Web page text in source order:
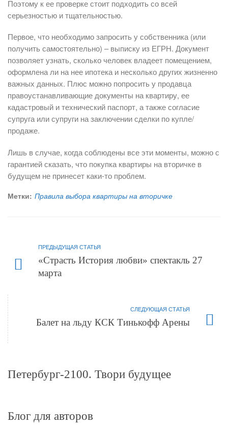
Поэтому к ее проверке стоит подходить со всей
серьезностью и тщательностью.
Первое, что необходимо запросить у собственника (или
получить самостоятельно) – выписку из ЕГРН. Документ
позволяет узнать, сколько человек владеет помещением,
оформлена ли на нее ипотека и несколько других жизненно
важных данных. Плюс можно попросить у продавца
правоустанавливающие документы на квартиру, ее
кадастровый и технический паспорт, а также согласие
супруга или супруги на заключении сделки по купле/
продаже.
Лишь в случае, когда соблюдены все эти моменты, можно с
гарантией сказать, что покупка квартиры на вторичке в
будущем не принесет каки-то проблем.
Метки: Правила выбора квартиры на вторичке
ПРЕДЫДУЩАЯ СТАТЬЯ
«Страсть История любви» спектакль 27
марта
СЛЕДУЮЩАЯ СТАТЬЯ
Балет на льду КСК Тинькофф Арены
Петербург-2100. Твори будущее
Блог для авторов